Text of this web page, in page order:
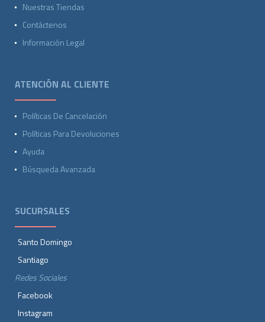
Nuestras Tiendas
Contáctenos
Información Legal
ATENCIÓN AL CLIENTE
Políticas De Cancelación
Políticas Para Devoluciones
Ayuda
Búsqueda Avanzada
SUCURSALES
Santo Domingo
Santiago
Redes Sociales
Facebook
Instagram